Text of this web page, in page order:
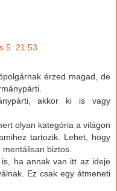
5. 21:53
érzed magad, de
akkor ki is vagy
olyan kategória a világon
tartozik. Lehet, hogy
biztos.
ha annak van itt az ideje
Ez csak egy átmeneti